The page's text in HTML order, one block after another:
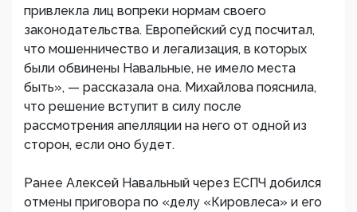
привлекла лиц вопреки нормам своего
законодательства. Европейский суд посчитал,
что мошенничество и легализация, в которых
были обвинены Навальные, не имело места
быть», — рассказала она. Михайлова пояснила,
что решение вступит в силу после
рассмотрения апелляции на него от одной из
сторон, если оно будет.
Ранее Алексей Навальный через ЕСПЧ добился
отмены приговора по «делу «Кировлеса» и его